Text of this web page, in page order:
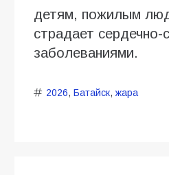
детям, пожилым
страдает сердечно-
заболеваниями.
2026, Батайск, жара